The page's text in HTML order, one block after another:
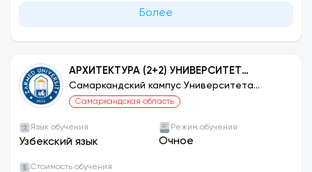
Более
АРХИТЕКТУРА (2+2) УНИВЕРСИТЕТ
ДЖУНБУ, ЮЖНАЯ КОРЕЯ
Самаркандский кампус Университета
ЗАРМЕД
Самаркандская область
Язык обучения
Узбекский язык
Режим обучения
Очное
Стоимость обучения